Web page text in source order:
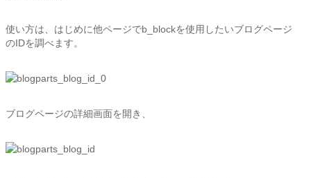
使い方は、はじめに他ページでb_blockを使用したいブログページ
のIDを調べます。
ブログページの詳細画面を開き、